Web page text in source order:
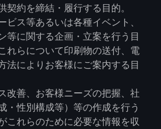
約を締結・履行する目的。
ビス等あるいは各種イベント、
等に関する企画・立案を行う目
れらについて印刷物の送付、電
法によりお客様にご案内する目
改善、お客様ニーズの把握、社
・性別構成等）等の作成を行う
これらのために必要な情報を収